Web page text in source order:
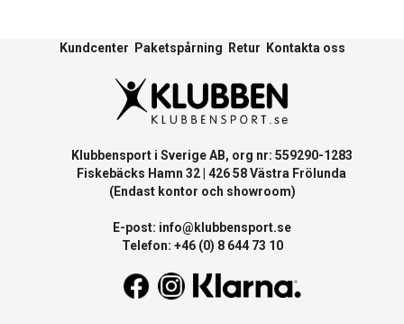
Kundcenter Paketspårning Retur Kontakta oss
Klubbensport i Sverige AB, org nr: 559290-1283
Fiskebäcks Hamn 32 | 426 58 Västra Frölunda
(Endast kontor och showroom)
E-post: info@klubbensport.se
Telefon: +46 (0) 8 644 73 10